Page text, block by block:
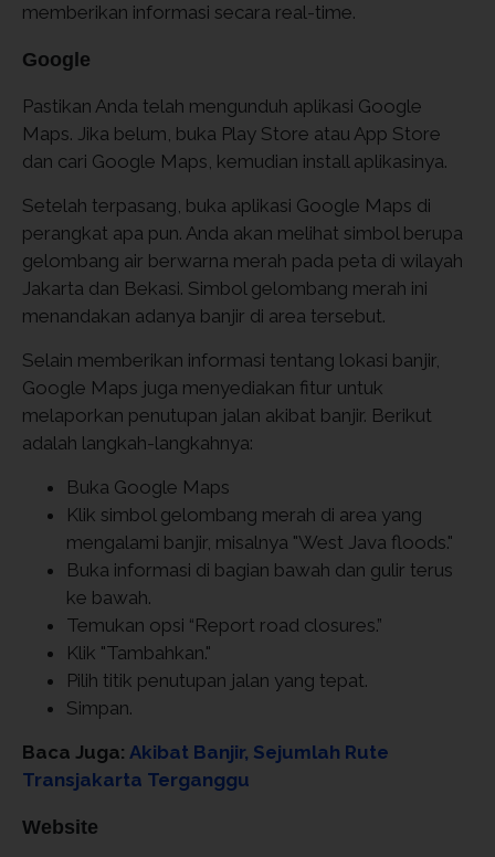
memberikan informasi secara real-time.
Google
Pastikan Anda telah mengunduh aplikasi Google
Maps. Jika belum, buka Play Store atau App Store
dan cari Google Maps, kemudian install aplikasinya.
Setelah terpasang, buka aplikasi Google Maps di
perangkat apa pun. Anda akan melihat simbol berupa
gelombang air berwarna merah pada peta di wilayah
Jakarta dan Bekasi. Simbol gelombang merah ini
menandakan adanya banjir di area tersebut.
Selain memberikan informasi tentang lokasi banjir,
Google Maps juga menyediakan fitur untuk
melaporkan penutupan jalan akibat banjir. Berikut
adalah langkah-langkahnya:
Buka Google Maps
Klik simbol gelombang merah di area yang
mengalami banjir, misalnya "West Java floods."
Buka informasi di bagian bawah dan gulir terus
ke bawah.
Temukan opsi “Report road closures.”
Klik "Tambahkan."
Pilih titik penutupan jalan yang tepat.
Simpan.
Baca Juga: Akibat Banjir, Sejumlah Rute
Transjakarta Terganggu
Website